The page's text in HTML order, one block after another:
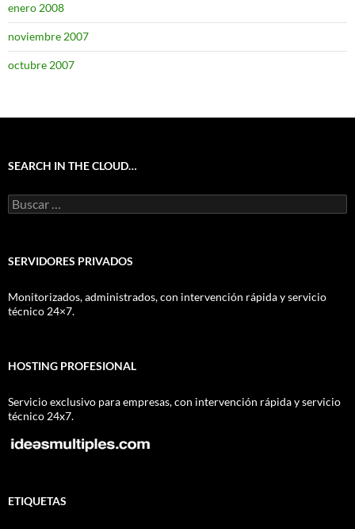
enero 2008
noviembre 2007
octubre 2007
SEARCH IN THE CLOUD…
Buscar:
SERVIDORES PRIVADOS
Monitorizados, administrados, con intervención rápida y servicio
técnico 24×7.
HOSTING PROFESIONAL
Servicio exclusivo para empresas, con intervención rápida y servicio
técnico 24x7.
ETIQUETAS